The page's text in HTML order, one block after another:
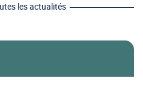
les actualités